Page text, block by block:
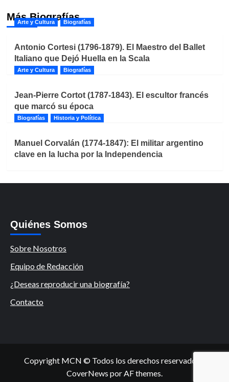
Más Biografías
Arte y Cultura Biografías
Antonio Cortesi (1796-1879). El Maestro del Ballet
Italiano que Dejó Huella en la Scala
Arte y Cultura Biografías
Jean-Pierre Cortot (1787-1843). El escultor francés
que marcó su época
Biografías Historia y Política
Manuel Corvalán (1774-1847): El militar argentino
clave en la lucha por la Independencia
Quiénes Somos
Sobre Nosotros
Equipo de Redacción
¿Deseas reproducir una biografía?
Contacto
Copyright MCN © Todos los derechos reservados.
CoverNews por AF themes.